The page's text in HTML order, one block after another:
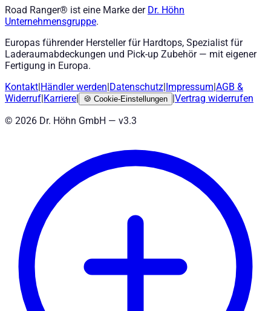
Road Ranger® ist eine Marke der Dr. Höhn
Unternehmensgruppe.
Europas führender Hersteller für Hardtops, Spezialist für
Laderaumabdeckungen und Pick-up Zubehör — mit eigener
Fertigung in Europa.
Kontakt Händler werden Datenschutz Impressum AGB &
Widerruf Karriere 🍪 Cookie-Einstellungen
Vertrag widerrufen
© 2026 Dr. Höhn GmbH — v3.3